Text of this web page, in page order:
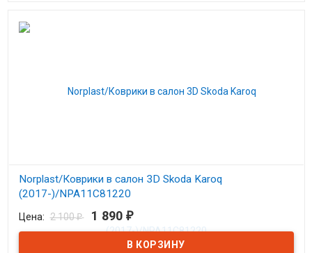
Norplast/Коврики в салон 3D Skoda Karoq
(2017-)/NPA11C81220
В наличии
Ковры в салон Шкода Карок с 2017-
Цена: 2 100₽ 1 890 ₽